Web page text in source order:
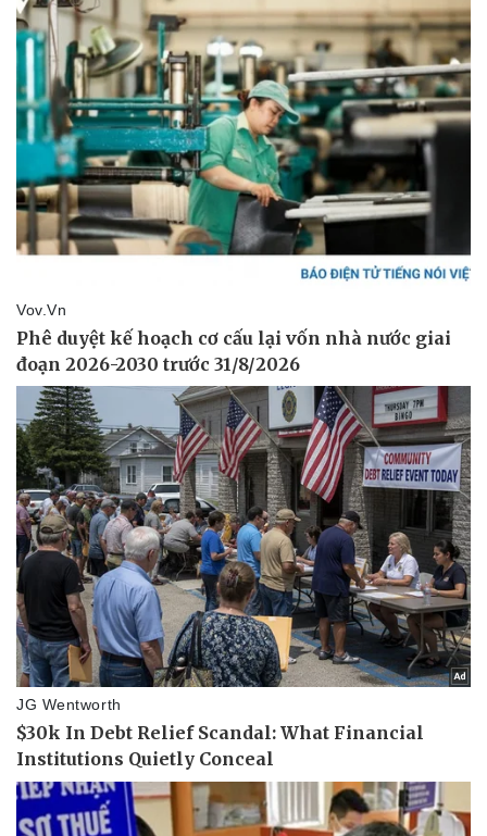
Doanh nghiệp
Thông tin doanh nghiệp
Doanh nghiệp 24h
Doanh nhân
Vì cộng đồng
Công nghệ
Sành điệu
Tin Công nghệ
Trải nghiệm
Chuyển đổi số